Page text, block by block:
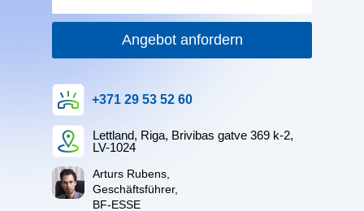
Angebot anfordern
Arturs Rubens,
Geschäftsführer,
BF-ESSE
+371 29 53 52 60
Lettland, Riga, Brivibas gatve 369 k-2,
LV-1024